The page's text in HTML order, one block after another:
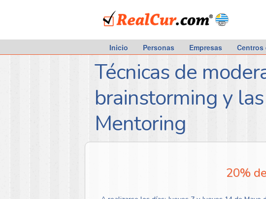
RealCur.com
Inicio Personas Empresas Centros
Técnicas de
brainstorming y
Mentoring
20%